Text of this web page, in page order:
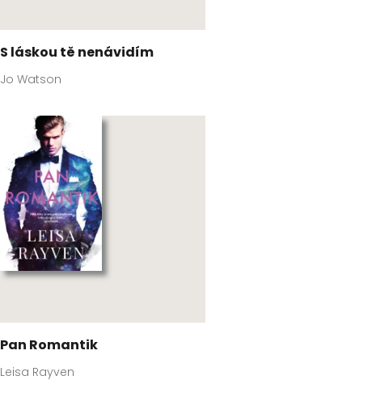
S láskou tě nenávidím
Jo Watson
Pan Romantik
Leisa Rayven